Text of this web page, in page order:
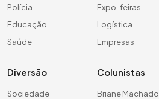
Polícia
Educação
Saúde
Expo-feiras
Logística
Empresas
Diversão
Sociedade
Colunistas
Briane Machado